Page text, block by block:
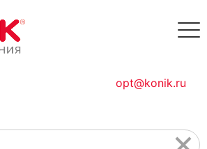
opt@konik.ru